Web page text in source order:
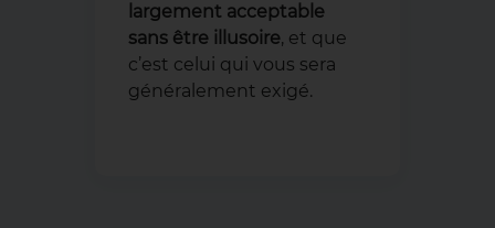
largement acceptable
sans être illusoire, et que
c’est celui qui vous sera
généralement exigé.